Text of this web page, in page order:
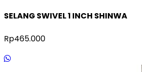
SELANG SWIVEL 1 INCH SHINWA
Rp465.000